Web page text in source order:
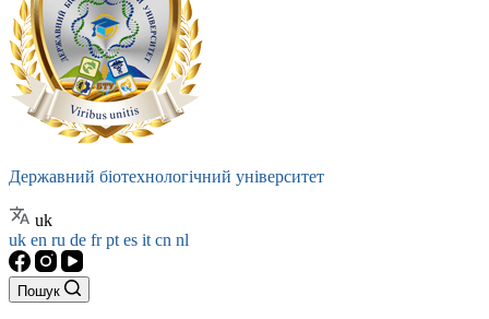
Державний біотехнологічний університет
uk
uk en ru de frpt es it cn nl
Пошук